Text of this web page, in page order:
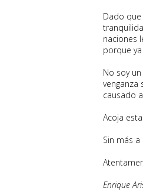
Dado
naciones
porque
No soy
venganza
causado
Acoja
Sin más
Enrique